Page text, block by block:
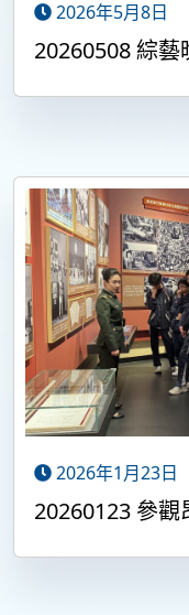
2026年5月8日
20260508 綜藝
2026年1月23日
20260123 參